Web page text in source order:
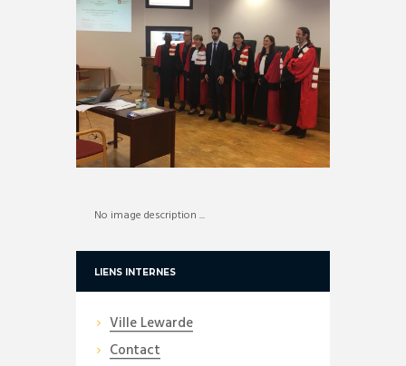
No image description ...
LIENS INTERNES
Ville Lewarde
Contact